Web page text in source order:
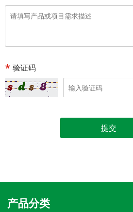
验证码
提交
产品分类